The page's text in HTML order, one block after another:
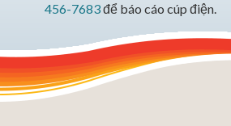
456-7683để báo cáo cúp điện.